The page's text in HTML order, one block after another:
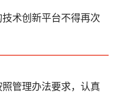
技术创新平台不得再次
照管理办法要求，认真